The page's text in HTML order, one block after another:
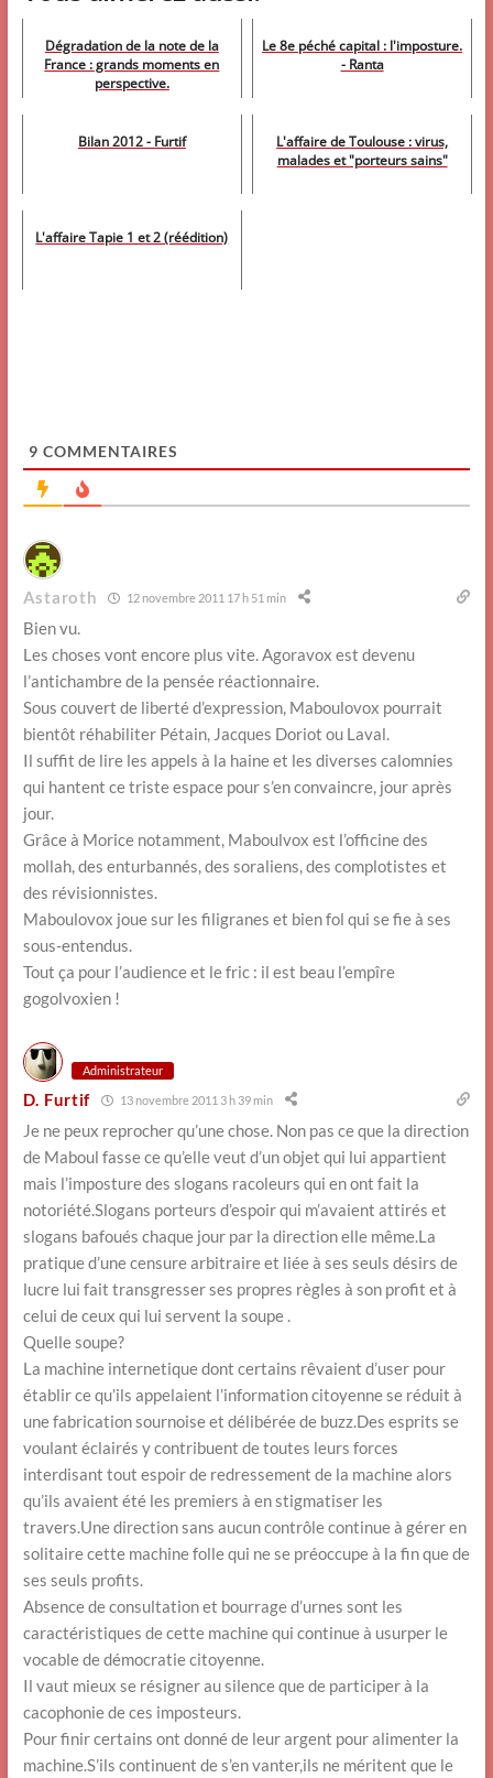
Dégradation de la note de la
France : grands moments en
perspective.
Le 8e péché capital : l'imposture.
- Ranta
Bilan 2012 - Furtif
L'affaire de Toulouse : virus,
malades et "porteurs sains"
L'affaire Tapie 1 et 2 (réédition)
9 COMMENTAIRES
Astaroth 12 novembre 2011 17 h 51 min
Bien vu.
Les choses vont encore plus vite. Agoravox est devenu
l’antichambre de la pensée réactionnaire.
Sous couvert de liberté d’expression, Maboulovox pourrait
bientôt réhabiliter Pétain, Jacques Doriot ou Laval.
Il suffit de lire les appels à la haine et les diverses calomnies
qui hantent ce triste espace pour s’en convaincre, jour après
jour.
Grâce à Morice notamment, Maboulvox est l’officine des
mollah, des enturbannés, des soraliens, des complotistes et
des révisionnistes.
Maboulovox joue sur les filigranes et bien fol qui se fie à ses
sous-entendus.
Tout ça pour l’audience et le fric : il est beau l’empîre
gogolvoxien !
Administrateur
D. Furtif 13 novembre 2011 3 h 39 min
Je ne peux reprocher qu’une chose. Non pas ce que la direction
de Maboul fasse ce qu’elle veut d’un objet qui lui appartient
mais l’imposture des slogans racoleurs qui en ont fait la
notoriété.Slogans porteurs d’espoir qui m’avaient attirés et
slogans bafoués chaque jour par la direction elle même.La
pratique d’une censure arbitraire et liée à ses seuls désirs de
lucre lui fait transgresser ses propres règles à son profit et à
celui de ceux qui lui servent la soupe .
Quelle soupe?
La machine internetique dont certains rêvaient d’user pour
établir ce qu’ils appelaient l’information citoyenne se réduit à
une fabrication sournoise et délibérée de buzz.Des esprits se
voulant éclairés y contribuent de toutes leurs forces
interdisant tout espoir de redressement de la machine alors
qu’ils avaient été les premiers à en stigmatiser les
travers.Une direction sans aucun contrôle continue à gérer en
solitaire cette machine folle qui ne se préoccupe à la fin que de
ses seuls profits.
Absence de consultation et bourrage d’urnes sont les
caractéristiques de cette machine qui continue à usurper le
vocable de démocratie citoyenne.
Il vaut mieux se résigner au silence que de participer à la
cacophonie de ces imposteurs.
Pour finir certains ont donné de leur argent pour alimenter la
machine.S’ils continuent de s’en vanter,ils ne méritent que le